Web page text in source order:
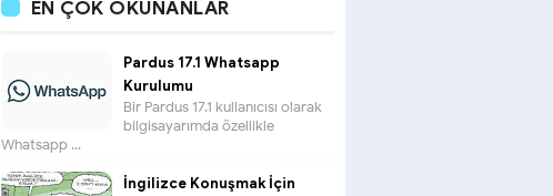
EN ÇOK OKUNANLAR
Pardus 17.1 Whatsapp
Kurulumu
Bir Pardus 17.1 kullanıcısı olarak
bilgisayarımda özellikle
Whatsapp ...
İngilizce Konuşmak İçin